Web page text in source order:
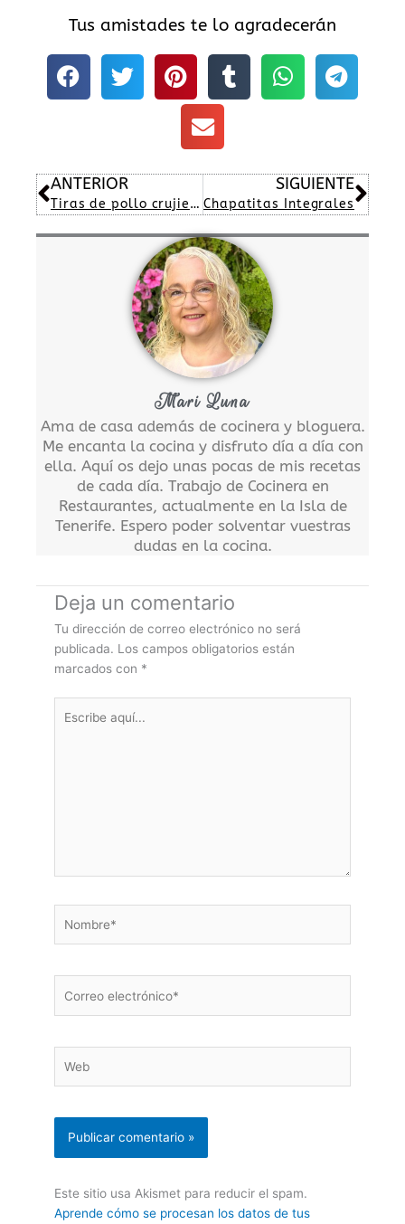
Tus amistades te lo agradecerán
Ant
ANTERIOR
Tiras de pollo crujientes
SIGUIENTE
Chapatitas Integrales
Mari Luna
Ama de casa además de cocinera y bloguera.
Me encanta la cocina y disfruto día a día con
ella. Aquí os dejo unas pocas de mis recetas
de cada día. Trabajo de Cocinera en
Restaurantes, actualmente en la Isla de
Tenerife. Espero poder solventar vuestras
dudas en la cocina.
Deja un comentario
Tu dirección de correo electrónico no será
publicada. Los campos obligatorios están
marcados con *
aquí...
electrónico*
Este sitio usa Akismet para reducir el spam.
Aprende cómo se procesan los datos de tus